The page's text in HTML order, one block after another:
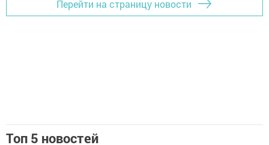
Перейти на страницу новости
Топ 5 новостей